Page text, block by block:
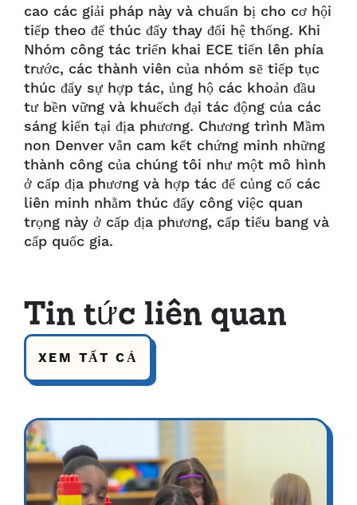
cao các giải pháp này và chuẩn bị cho cơ hội
tiếp theo để thúc đẩy thay đổi hệ thống. Khi
Nhóm công tác triển khai ECE tiến lên phía
trước, các thành viên của nhóm sẽ tiếp tục
thúc đẩy sự hợp tác, ủng hộ các khoản đầu
tư bền vững và khuếch đại tác động của các
sáng kiến tại địa phương. Chương trình Mầm
non Denver vẫn cam kết chứng minh những
thành công của chúng tôi như một mô hình
ở cấp địa phương và hợp tác để củng cố các
liên minh nhằm thúc đẩy công việc quan
trọng này ở cấp địa phương, cấp tiểu bang và
cấp quốc gia.
Tin tức liên quan
XEM TẤT CẢ